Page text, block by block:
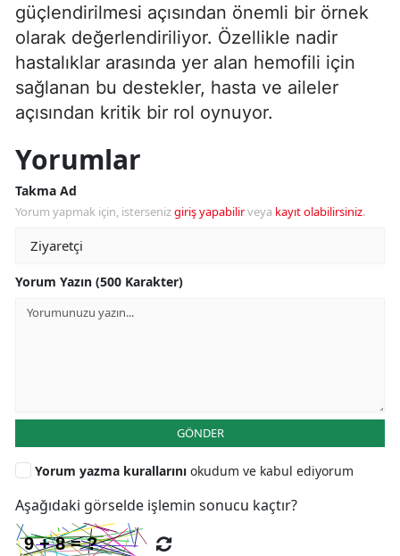
güçlendirilmesi açısından önemli bir örnek
olarak değerlendiriliyor. Özellikle nadir
hastalıklar arasında yer alan hemofili için
sağlanan bu destekler, hasta ve aileler
açısından kritik bir rol oynuyor.
Yorumlar
Takma Ad
Yorum yapmak için, istersenizgiriş yapabilirveya kayıt olabilirsiniz.
Yorum Yazın (500 Karakter)
GÖNDER
Yorum yazma kurallarını okudum ve kabul ediyorum
Aşağıdaki görselde işlemin sonucu kaçtır?